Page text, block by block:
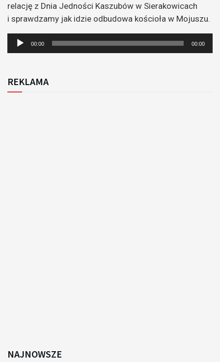
relację z Dnia Jedności Kaszubów w Sierakowicach
i sprawdzamy jak idzie odbudowa kościoła w Mojuszu.
Odtwarzacz
plików
00:00 00:00
REKLAMA
NAJNOWSZE